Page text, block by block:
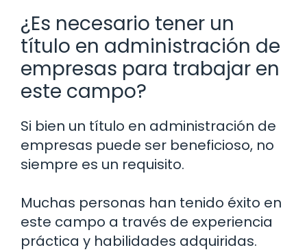
¿Es necesario tener un
título en administración de
empresas para trabajar en
este campo?
Si bien un título en administración de
empresas puede ser beneficioso, no
siempre es un requisito.
Muchas personas han tenido éxito en
este campo a través de experiencia
práctica y habilidades adquiridas.